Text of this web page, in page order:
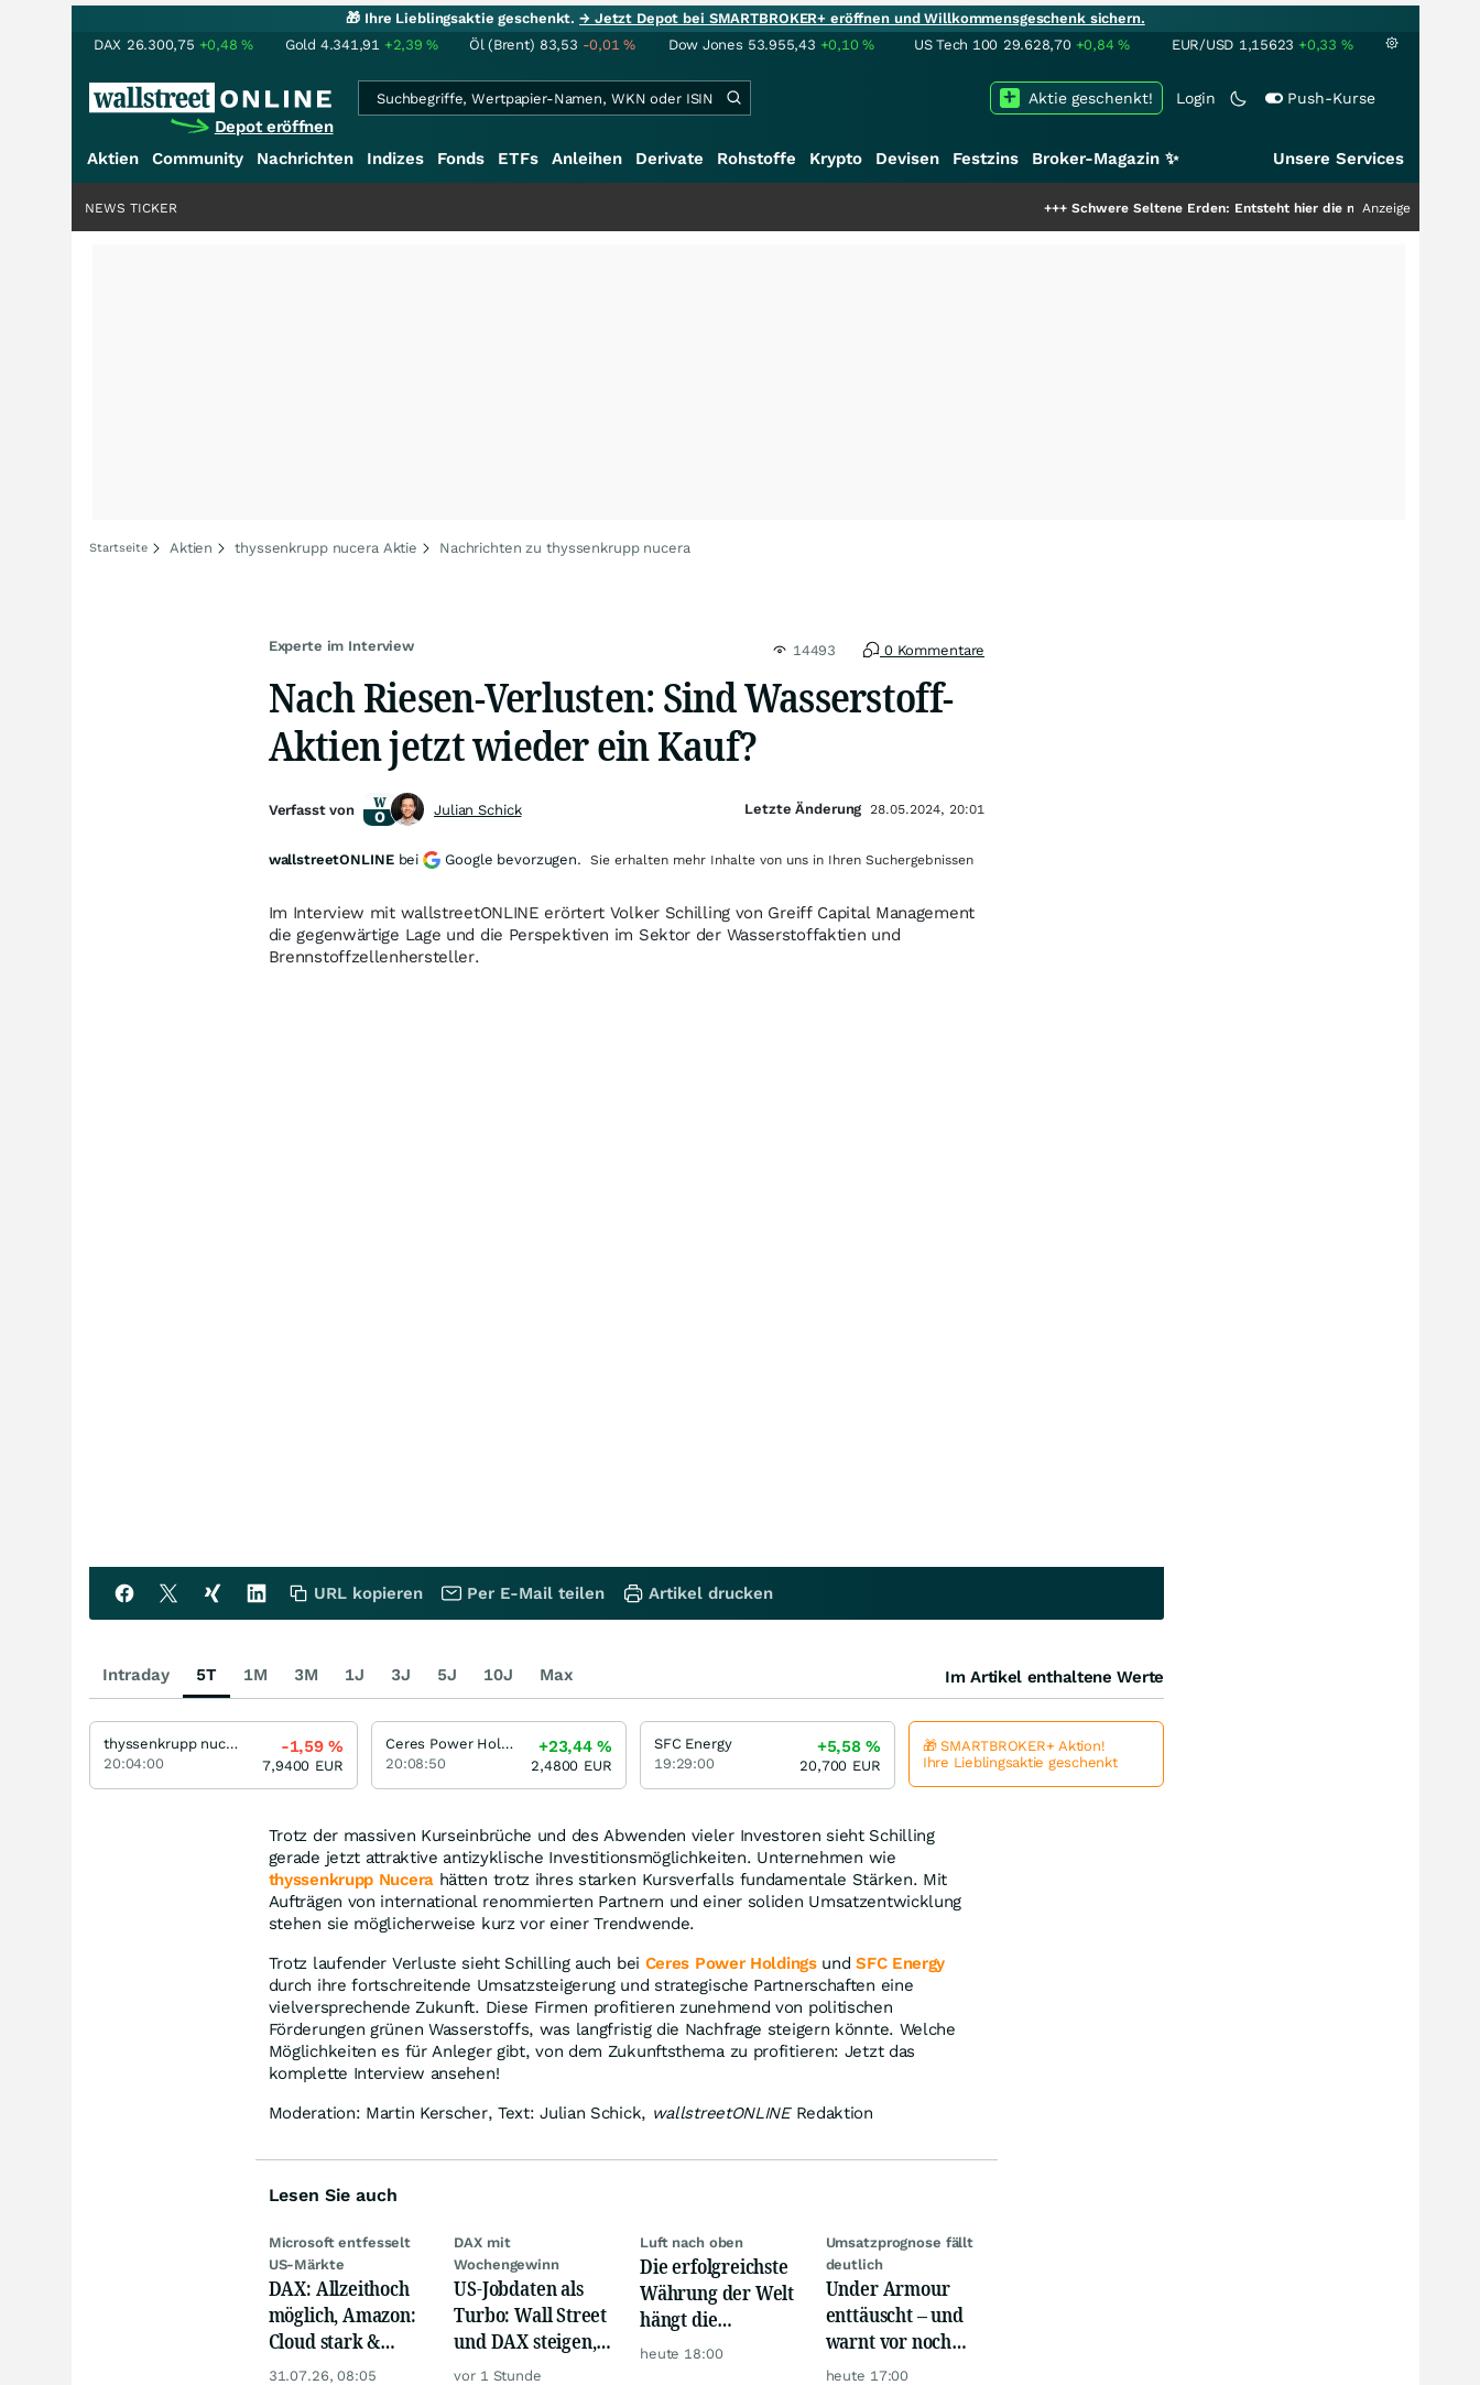
🎁 Ihre Lieblingsaktie geschenkt.→ Jetzt Depot bei SMARTBROKER+ eröffnen und Willkommensgeschenk sichern.
DAX 26.300,75 +0,48% Gold 4.341,91 +2,39% Öl (Brent) 83,53 -0,01% Dow Jones 53.955,43 +0,10% US Tech 100 29.628,70 +0,84% EUR/USD 1,15623 +0,33 %
Depot eröffnen
Login Push-Kurse
Aktie geschenkt!
Aktien Community Nachrichten Indizes Fonds ETFs Anleihen Derivate Rohstoffe Krypto Devisen Festzins Broker-Magazin ✨ Unsere Services
Schwere Seltene Erden: Entsteht hier die nächste Milliardenstory?
Anzeige
NEWS TICKER
Startseite Aktien thyssenkrupp nucera Aktie Nachrichten zu thyssenkrupp nucera
Experte im Interview 14493 0 Kommentare
Nach Riesen-Verlusten: Sind Wasserstoff-
Aktien jetzt wieder ein Kauf?
Im Interview mit wallstreetONLINE erörtert Volker Schilling von Greiff Capital Management
die gegenwärtige Lage und die Perspektiven im Sektor der Wasserstoffaktien und
Brennstoffzellenhersteller.
Trotz der massiven Kurseinbrüche und des Abwenden vieler Investoren sieht Schilling
gerade jetzt attraktive antizyklische Investitionsmöglichkeiten. Unternehmen wie
thyssenkrupp Nucerahätten trotz ihres starken Kursverfalls fundamentale Stärken. Mit
Aufträgen von international renommierten Partnern und einer soliden Umsatzentwicklung
stehen sie möglicherweise kurz vor einer Trendwende.
Trotz laufender Verluste sieht Schilling auch bei Ceres Power Holdings undSFC Energy
durch ihre fortschreitende Umsatzsteigerung und strategische Partnerschaften eine
vielversprechende Zukunft. Diese Firmen profitieren zunehmend von politischen
Förderungen grünen Wasserstoffs, was langfristig die Nachfrage steigern könnte. Welche
Möglichkeiten es für Anleger gibt, von dem Zukunftsthema zu profitieren: Jetzt das
komplette Interview ansehen!
Moderation: Martin Kerscher, Text: Julian Schick, wallstreetONLINERedaktion
Lesen Sie auch
Microsoft entfesselt
US-Märkte
DAX: Allzeithoch
möglich, Amazon:
Cloud stark &
Siemens Health
31.07.26, 08:05
DAX mit
Wochengewinn
US-Jobdaten als
Turbo: Wall Street
und DAX steigen,
Gold glänzt
vor 1 Stunde
Luft nach oben
Die erfolgreichste
Währung der Welt
hängt die
Konkurrenz ab
heute 18:00
Umsatzprognose fällt
deutlich
Under Armour
enttäuscht – und
warnt vor noch
schwächeren
heute 17:00
Verfasst von Julian Schick Letzte Änderung 28.05.2024, 20:01
wallstreetONLINE bei Google bevorzugen. Sie erhalten mehr Inhalte von uns in Ihren Suchergebnissen
URL kopieren Per E-Mail teilen Artikel drucken
Intraday 5T 1M 3M 1J 3J 5J 10J Max Im Artikel enthaltene Werte
thyssenkrupp nucera
20:04:00
-1,59%
7,9400 EUR
Ceres Power Holdings
20:08:50
+23,44%
2,4800 EUR
SFC Energy
19:29:00
+5,58%
20,700 EUR
🎁 SMARTBROKER+ Aktion!
Ihre Lieblingsaktie geschenkt